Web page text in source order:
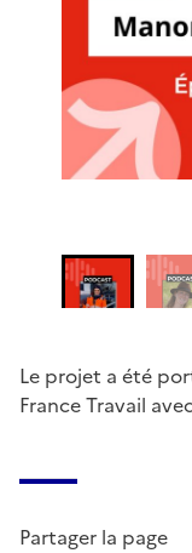
Le projet a été
France Travail
Partager la page